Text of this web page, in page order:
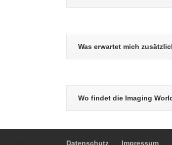
Was erwartet mich
Wo findet die Imaging
Datenschutz Impressum